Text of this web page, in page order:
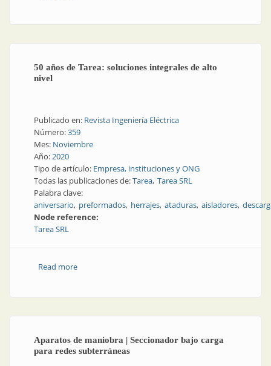
50 años de Tarea: soluciones integrales de alto
nivel
Publicado en: Revista Ingeniería Eléctrica
Número:359
Mes: Noviembre
Año:2020
Tipo de artículo: Empresa, instituciones y ONG
Todas las publicaciones de:Tarea Tarea SRL
Palabra clave:
aniversario preformados herrajes ataduras aisladores
Node reference:
Tarea SRL
Read moreabout 50 años de Tarea: soluciones integrales de alto
Aparatos de maniobra | Seccionador bajo carga
para redes subterráneas